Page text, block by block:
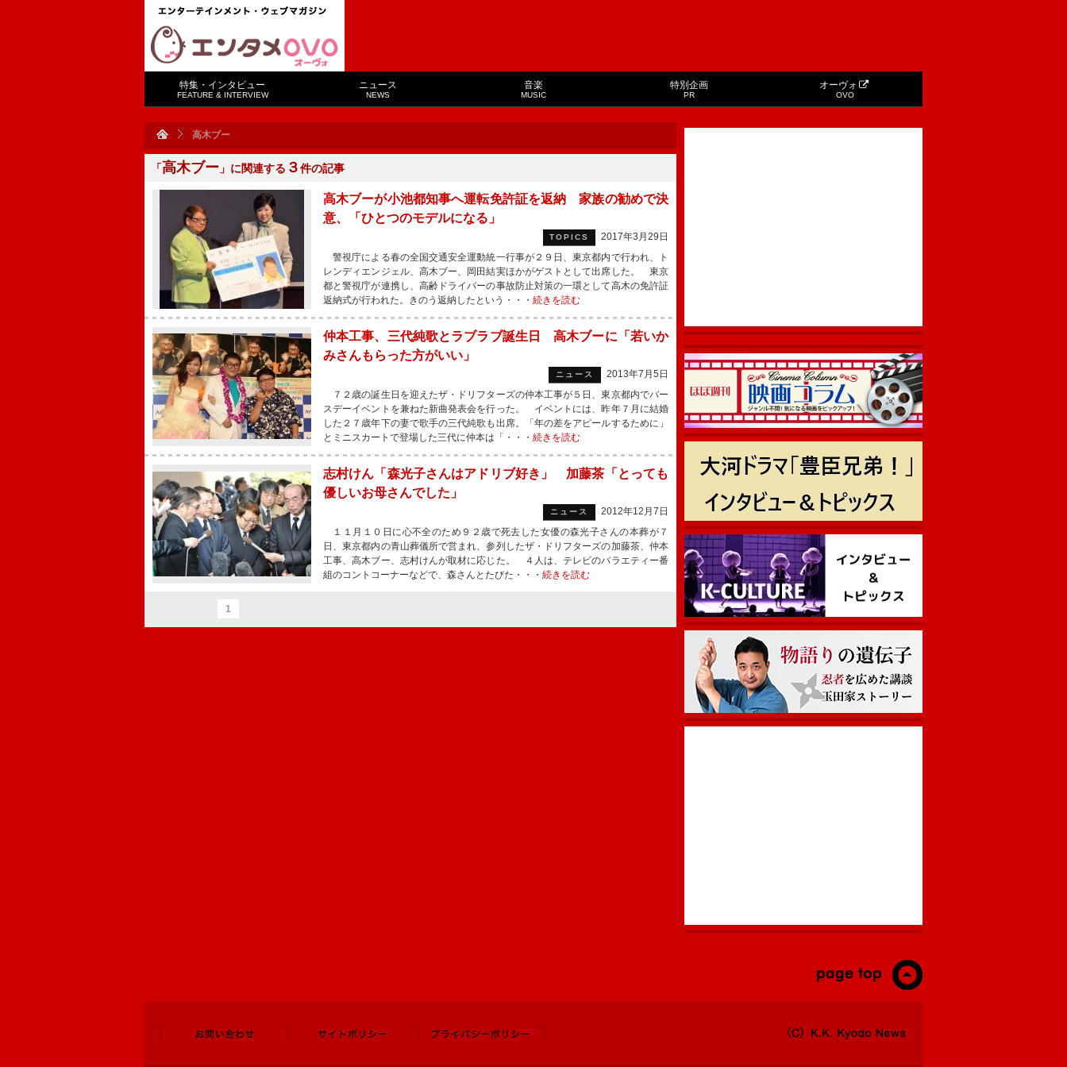
特集・インタビュー
FEATURE & INTERVIEW
ニュース
NEWS
音楽
MUSIC
特別企画
PR
オーヴォ
OVO
高木ブー
「高木ブー 」に関連する ３件の記事
高木ブーが小池都知事へ運転免許証を返納 家族の勧めで決
意、「ひとつのモデルになる」
TOPICS
2017年3月29日
警視庁による春の全国交通安全運動統一行事が２９日、東京都内で行われ、ト
レンディエンジェル、高木ブー、岡田結実ほかがゲストとして出席した。 東京
都と警視庁が連携し、高齢ドライバーの事故防止対策の一環として高木の免許証
返納式が行われた。きのう返納したという・・・ 続きを読む
仲本工事、三代純歌とラブラブ誕生日 高木ブーに「若いか
みさんもらった方がいい」
ニュース
2013年7月5日
７２歳の誕生日を迎えたザ・ドリフターズの仲本工事が５日、東京都内でバー
スデーイベントを兼ねた新曲発表会を行った。 イベントには、昨年７月に結婚
した２７歳年下の妻で歌手の三代純歌も出席。「年の差をアピールするために」
とミニスカートで登場した三代に仲本は「・・・ 続きを読む
志村けん「森光子さんはアドリブ好き」 加藤茶「とっても
優しいお母さんでした」
ニュース
2012年12月7日
１１月１０日に心不全のため９２歳で死去した女優の森光子さんの本葬が７
日、東京都内の青山葬儀所で営まれ、参列したザ・ドリフターズの加藤茶、仲本
工事、高木ブー、志村けんが取材に応じた。 ４人は、テレビのバラエティー番
組のコントコーナーなどで、森さんとたびた・・・ 続きを読む
1